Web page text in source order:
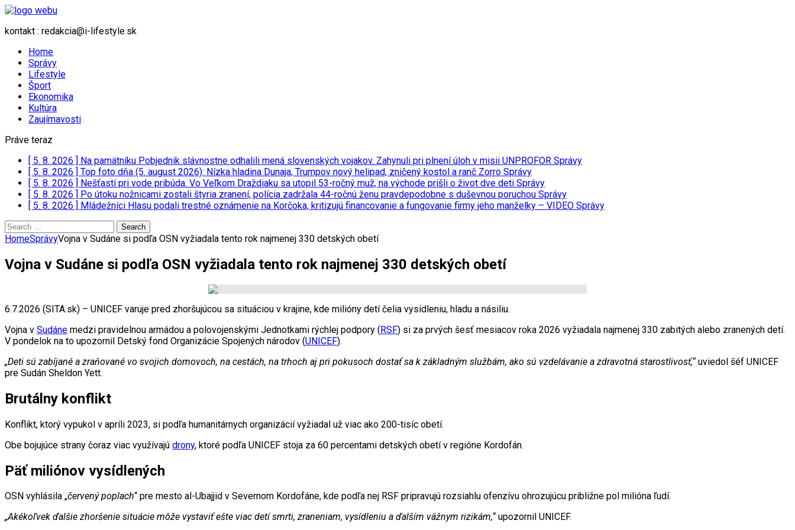
kontakt : redakcia@i-lifestyle.sk
Home
Správy
Lifestyle
Šport
Ekonomika
Kultúra
Zaujímavosti
Práve teraz
[ 5. 8. 2026 ] Na pamätníku Pobjednik slávnostne odhalili mená slovenských vojakov. Zahynuli pri plnení úloh v misii UNPROFOR Správy
[ 5. 8. 2026 ] Top foto dňa (5. august 2026): Nízka hladina Dunaja, Trumpov nový helipad, zničený kostol a ranč Zorro Správy
[ 5. 8. 2026 ] Nešťastí pri vode pribúda. Vo Veľkom Draždiaku sa utopil 53-ročný muž, na východe prišli o život dve deti Správy
[ 5. 8. 2026 ] Po útoku nožnicami zostali štyria zranení, polícia zadržala 44-ročnú ženu pravdepodobne s duševnou poruchou Správy
[ 5. 8. 2026 ] Mládežníci Hlasu podali trestné oznámenie na Korčoka, kritizujú financovanie a fungovanie firmy jeho manželky – VIDEO Správy
Search
for:
HomeSprávyVojna v Sudáne si podľa OSN vyžiadala tento rok najmenej 330 detských obetí
Vojna v Sudáne si podľa OSN vyžiadala tento rok najmenej 330 detských obetí
6.7.2026 (SITA.sk) – UNICEF varuje pred zhoršujúcou sa situáciou v krajine, kde milióny detí čelia vysídleniu, hladu a násiliu.
Vojna v Sudáne medzi pravidelnou armádou a polovojenskými Jednotkami rýchlej podpory (RSF) si za prvých šesť mesiacov roka 2026 vyžiadala najmenej 330 zabitých alebo zranených detí.
V pondelok na to upozornil Detský fond Organizácie Spojených národov (UNICEF).
„Deti sú zabíjané a zraňované vo svojich domovoch, na cestách, na trhoch aj pri pokusoch dostať sa k základným službám, ako sú vzdelávanie a zdravotná starostlivosť,“uviedol šéf UNICEF
pre Sudán Sheldon Yett.
Brutálny konflikt
Konflikt, ktorý vypukol v apríli 2023, si podľa humanitárnych organizácií vyžiadal už viac ako 200-tisíc obetí.
Obe bojujúce strany čoraz viac využívajú drony, ktoré podľa UNICEF stoja za 60 percentami detských obetí v regióne Kordofán.
Päť miliónov vysídlených
OSN vyhlásila „červený poplach“ pre mesto al-Ubajjid v Severnom Kordofáne, kde podľa nej RSF pripravujú rozsiahlu ofenzívu ohrozujúcu približne pol milióna ľudí.
„Akékoľvek ďalšie zhoršenie situácie môže vystaviť ešte viac detí smrti, zraneniam, vysídleniu a ďalším vážnym rizikám,“ upozornil UNICEF.